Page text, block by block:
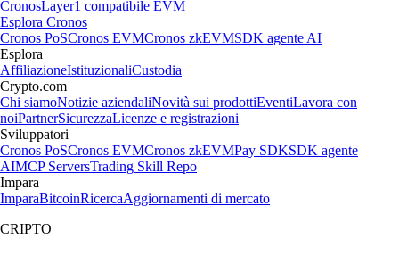
CronosLayer1 compatibile EVM
Esplora Cronos
Cronos PoSCronos EVMCronos zkEVMSDK agente AI
Esplora
AffiliazioneIstituzionaliCustodia
Crypto.com
Chi siamoNotizie aziendaliNovità sui prodottiEventiLavora con
noiPartnerSicurezzaLicenze e registrazioni
Sviluppatori
Cronos PoSCronos EVMCronos zkEVMPay SDKSDK agente
AIMCP ServersTrading Skill Repo
Impara
ImparaBitcoinRicercaAggiornamenti di mercato
CRIPTO